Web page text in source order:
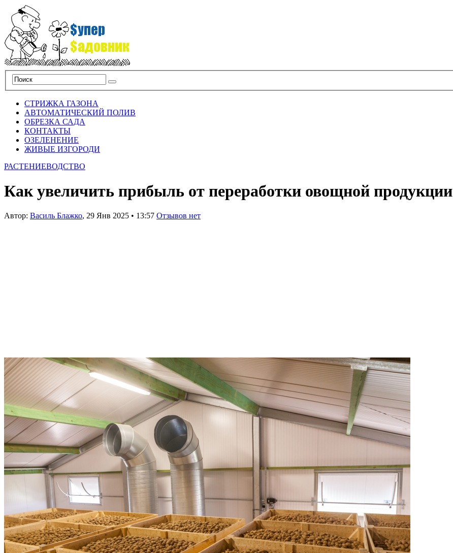
СТРИЖКА ГАЗОНА
АВТОМАТИЧЕСКИЙ ПОЛИВ
ОБРЕЗКА САДА
КОНТАКТЫ
ОЗЕЛЕНЕНИЕ
ЖИВЫЕ ИЗГОРОДИ
РАСТЕНИЕВОДСТВО
Как увеличить прибыль от переработки овощной продукции
Автор: Василь Блажко, 29 Янв 2025 • 13:57 Отзывов нет